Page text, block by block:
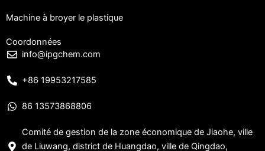
Machine à broyer le plastique
Coordonnées
info@ipgchem.com
+86 19953217585
86 13573868806
Comité de gestion de la zone économique de Jiaohe, ville
de Liuwang, district de Huangdao, ville de Qingdao,